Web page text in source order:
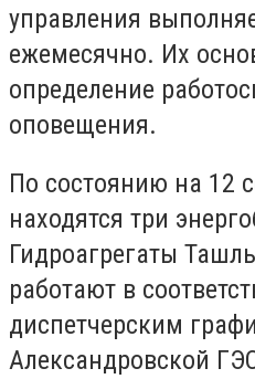
управления
ежемесячно. Их
определение
оповещения.
По состоянию на 12
находятся три
Гидроагрегаты
работают в
диспетчерским
Александровской